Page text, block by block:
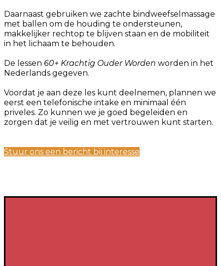
Daarnaast gebruiken we zachte bindweefselmassage
met ballen om de houding te ondersteunen,
makkelijker rechtop te blijven staan en de mobiliteit
in het lichaam te behouden.
De lessen 60+ Krachtig Ouder Worden worden in het
Nederlands gegeven.
Voordat je aan deze les kunt deelnemen, plannen we
eerst een telefonische intake en minimaal één
priveles. Zo kunnen we je goed begeleiden en
zorgen dat je veilig en met vertrouwen kunt starten.
Stuur ons een bericht bij interesse